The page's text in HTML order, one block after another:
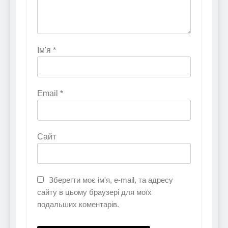
Ім'я *
Email *
Сайт
Зберегти моє ім'я, e-mail, та адресу
сайту в цьому браузері для моїх
подальших коментарів.